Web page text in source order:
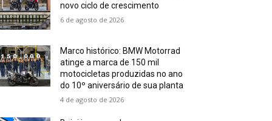
novo ciclo de crescimento
6 de agosto de 2026
Marco histórico: BMW Motorrad
atinge a marca de 150 mil
motocicletas produzidas no ano
do 10º aniversário de sua planta
4 de agosto de 2026